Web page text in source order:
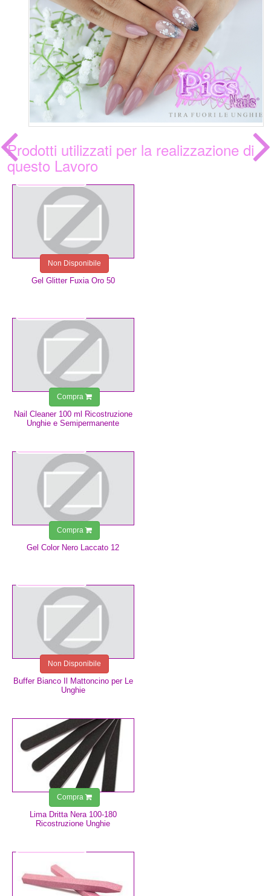
Prodotti utilizzati per la realizzazione di
questo Lavoro
Gel Glitter Fuxia Oro 50
Non Disponibile
Nail Cleaner 100 ml Ricostruzione
Unghie e Semipermanente
Compra
Gel Color Nero Laccato 12
Compra
Buffer Bianco Il Mattoncino per Le
Unghie
Non Disponibile
Lima Dritta Nera 100-180
Ricostruzione Unghie
Compra